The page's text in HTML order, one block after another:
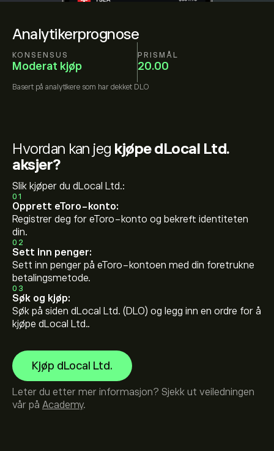
Analytikerprognose
KONSENSUS
Moderat kjøp
PRISMÅL
20.00
Basert på analytikere som har dekket DLO
Hvordan kan jeg kjøpe dLocal Ltd.
aksjer?
Slik kjøper du dLocal Ltd.:
01
Opprett eToro-konto:
Registrer deg for eToro-konto og bekreft identiteten
din.
02
Sett inn penger:
Sett inn penger på eToro-kontoen med din foretrukne
betalingsmetode.
03
Søk og kjøp:
Søk på siden dLocal Ltd. (DLO) og legg inn en ordre for å
kjøpe dLocal Ltd..
Kjøp dLocal Ltd.
Leter du etter mer informasjon? Sjekk ut veiledningen
vår på Academy.